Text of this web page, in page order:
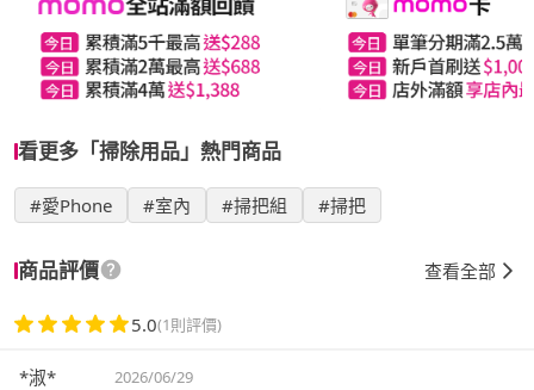
看更多「掃除用品」熱門商品
#愛Phone #室內 #掃把組 #掃把
商品評價 查看全部
5.0(1則評價)
*淑*
2026/06/29